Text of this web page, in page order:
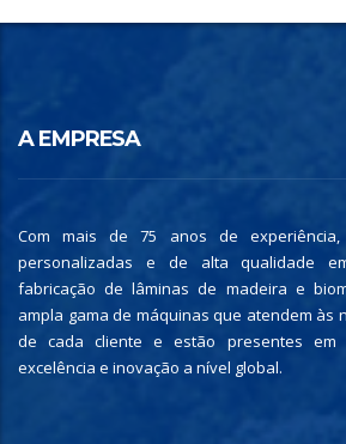
A EMPRESA
Com mais de 75 anos de experiência,
personalizadas e de alta qualidade
fabricação de lâminas de madeira e
ampla gama de máquinas que atendem às
de cada cliente e estão presentes em
excelência e inovação a nível global.